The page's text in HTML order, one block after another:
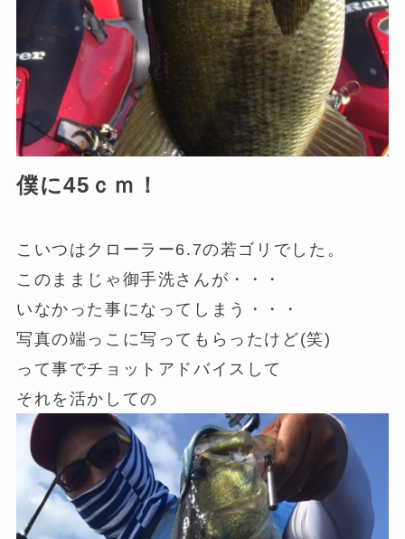
僕に45ｃｍ！
こいつはクローラー6.7の若ゴリでした。
このままじゃ御手洗さんが・・・
いなかった事になってしまう・・・
写真の端っこに写ってもらったけど(笑)
って事でチョットアドバイスして
それを活かしての